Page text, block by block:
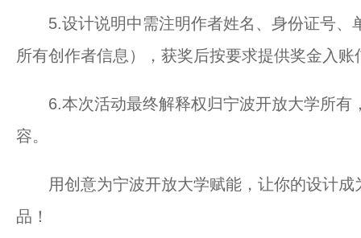
5.设计说明中需注明作者姓名、身份证号、
所有创作者信息），获奖后按要求提供奖金入
6.本次活动最终解释权归宁波开放大学所有
容。
用创意为宁波开放大学赋能，让你的设计成
品！